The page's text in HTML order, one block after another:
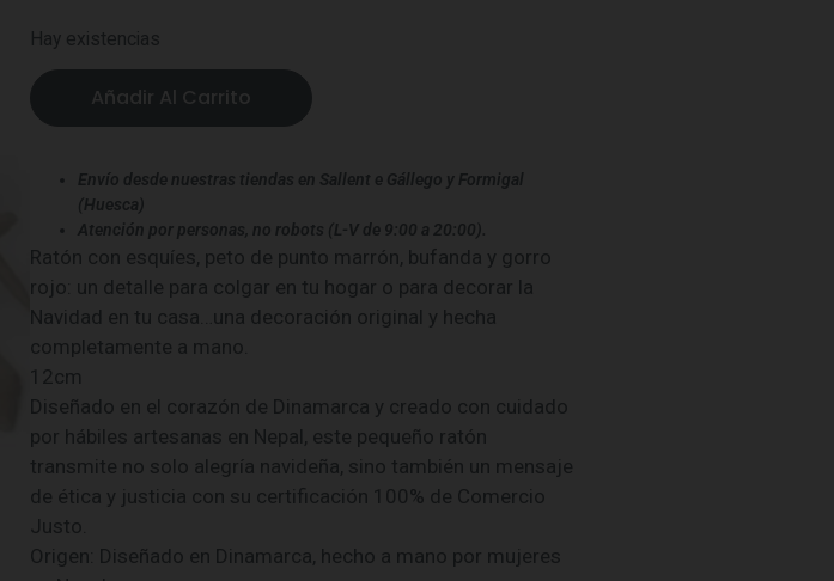
Hay existencias
Añadir Al Carrito
Envío desde nuestras tiendas en Sallent e Gállego y Formigal
(Huesca)
Atención por personas, no robots (L-V de 9:00 a 20:00).
Ratón con esquíes, peto de punto marrón, bufanda y gorro
rojo: un detalle para colgar en tu hogar o para decorar la
Navidad en tu casa…una decoración original y hecha
completamente a mano.
12cm
Diseñado en el corazón de Dinamarca y creado con cuidado
por hábiles artesanas en Nepal, este pequeño ratón
transmite no solo alegría navideña, sino también un mensaje
de ética y justicia con su certificación 100% de Comercio
Justo.
Origen: Diseñado en Dinamarca, hecho a mano por mujeres